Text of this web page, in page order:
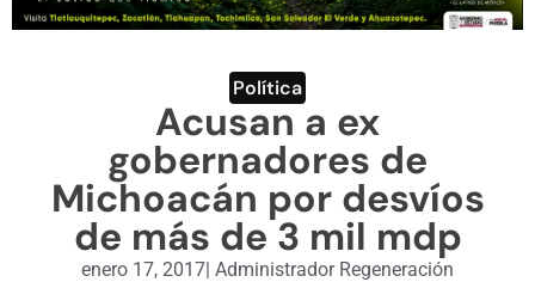
DEPORTES
ENGLISH SECTION
VIDEOS
Política
Acusan a ex
gobernadores de
Michoacán por desvíos
de más de 3 mil mdp
enero 17, 2017| Administrador Regeneración